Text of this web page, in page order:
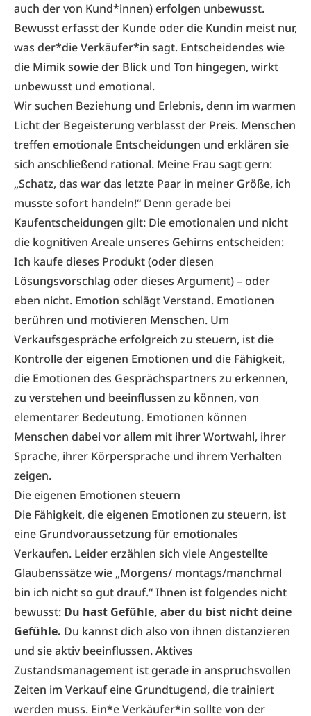
auch der von Kund*innen) erfolgen unbewusst.
Bewusst erfasst der Kunde oder die Kundin meist nur,
was der*die Verkäufer*in sagt. Entscheidendes wie
die Mimik sowie der Blick und Ton hingegen, wirkt
unbewusst und emotional.
Wir suchen Beziehung und Erlebnis, denn im warmen
Licht der Begeisterung verblasst der Preis. Menschen
treffen emotionale Entscheidungen und erklären sie
sich anschließend rational. Meine Frau sagt gern:
„Schatz, das war das letzte Paar in meiner Größe, ich
musste sofort handeln!“ Denn gerade bei
Kaufentscheidungen gilt: Die emotionalen und nicht
die kognitiven Areale unseres Gehirns entscheiden:
Ich kaufe dieses Produkt (oder diesen
Lösungsvorschlag oder dieses Argument) – oder
eben nicht. Emotion schlägt Verstand. Emotionen
berühren und motivieren Menschen. Um
Verkaufsgespräche erfolgreich zu steuern, ist die
Kontrolle der eigenen Emotionen und die Fähigkeit,
die Emotionen des Gesprächspartners zu erkennen,
zu verstehen und beeinflussen zu können, von
elementarer Bedeutung. Emotionen können
Menschen dabei vor allem mit ihrer Wortwahl, ihrer
Sprache, ihrer Körpersprache und ihrem Verhalten
zeigen.
Die eigenen Emotionen steuern
Die Fähigkeit, die eigenen Emotionen zu steuern, ist
eine Grundvoraussetzung für emotionales
Verkaufen. Leider erzählen sich viele Angestellte
Glaubenssätze wie „Morgens/ montags/manchmal
bin ich nicht so gut drauf.“ Ihnen ist folgendes nicht
bewusst: Du hast Gefühle, aber du bist nicht deine
Gefühle. Du kannst dich also von ihnen distanzieren
und sie aktiv beeinflussen. Aktives
Zustandsmanagement ist gerade in anspruchsvollen
Zeiten im Verkauf eine Grundtugend, die trainiert
werden muss. Ein*e Verkäufer*in sollte von der